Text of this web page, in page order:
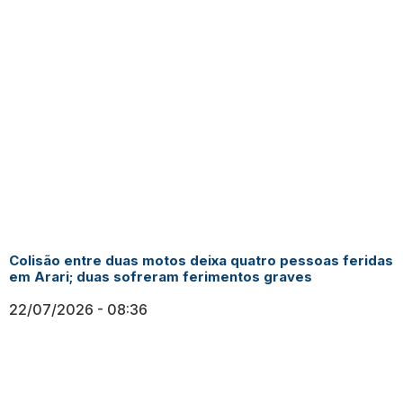
Colisão entre duas motos deixa quatro pessoas feridas
em Arari; duas sofreram ferimentos graves
22/07/2026 08:36